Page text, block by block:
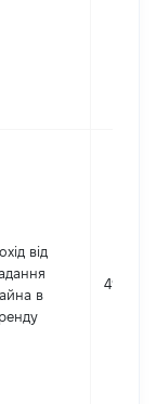
від
в
4969